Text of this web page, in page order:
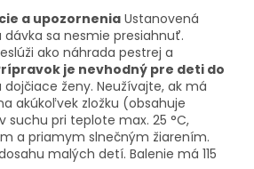
a upozornenia Ustanovená
sa nesmie presiahnuť.
ako náhrada pestrej a
je nevhodný pre deti do
ženy. Neužívajte, ak má
akúkoľvek zložku (obsahuje
suchu pri teplote max. 25 °C,
a priamym slnečným žiarením.
malých detí. Balenie má 115